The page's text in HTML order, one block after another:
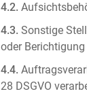
4.2.
4.3. Sonstige
oder
4.4.
28 DSGVO